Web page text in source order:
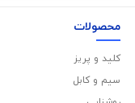
محصولات
کلید و پریز
سیم و کابل